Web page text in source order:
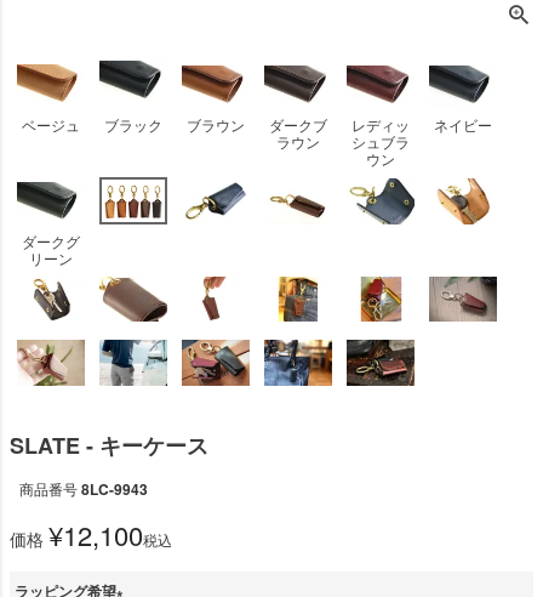
ベージュ ブラック ブラウン
ダークブ
ラウン
レディッ
シュブラ
ウン
ネイビー
ダークグ
リーン
SLATE - キーケース
商品番号8LC-9943
価格 ¥12,100税込
ラッピング希望